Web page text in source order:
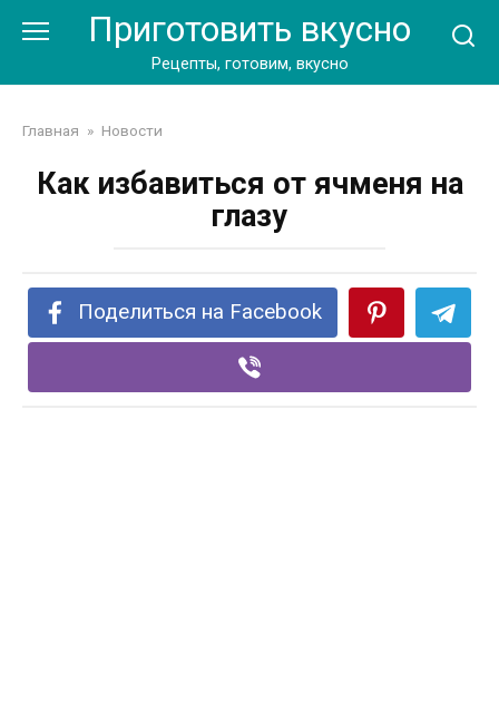
Приготовить вкусно
Рецепты, готовим, вкусно
Главная » Новости
Как избавиться от ячменя на
глазу
Поделиться на Facebook